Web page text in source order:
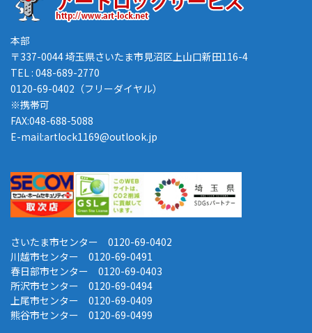
本部
〒337-0044 埼玉県さいたま市見沼区上山口新田116-4
TEL : 048-689-2770
0120-69-0402（フリーダイヤル）
※携帯可
FAX:048-688-5088
E-mail:artlock1169@outlook.jp
さいたま市センター 0120-69-0402
川越市センター 0120-69-0491
春日部市センター 0120-69-0403
所沢市センター 0120-69-0494
上尾市センター 0120-69-0409
熊谷市センター 0120-69-0499